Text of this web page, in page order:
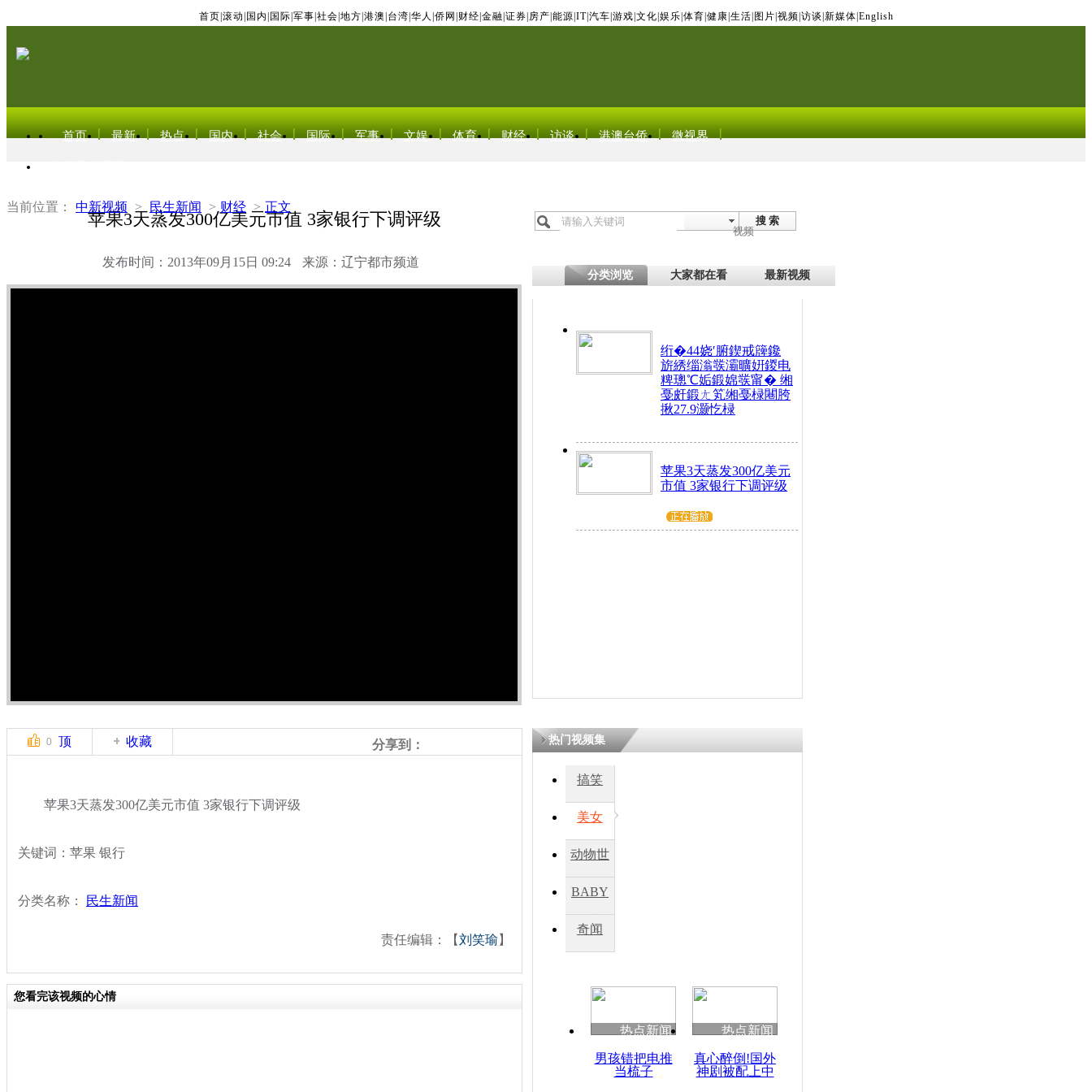
首页 滚动 国内 国际 军事 社会 地方 港澳 台湾 华人 侨网 财经 金融 证券 房产 能源 IT| 汽车 游戏 文化 娱乐 体育 健康 生活 图片 视频 访谈 新媒体 English
首页 最新 热点 国内 社会 国际 军事 文娱 体育 财经 访谈 港澳台侨 微视界
当前位置： 中新视频 > 民生新闻 > 财经 > 正文
苹果3天蒸发300亿美元市值 3家银行下调评级
发布时间：2013年09月15日 09:24 来源：辽宁都市频道
搜 索
视频
分类浏览 大家都在看 最新视频
绗�44娆′腑鍥戒簰鑱
旂綉缁滃彂灞曠姸鍐电
粺璁℃姤鍛婂彂甯� 缃
戞皯鍛ㄤ笂缃戞椂闀胯
揪27.9灏忔椂
苹果3天蒸发300亿美元
市值 3家银行下调评级
0 顶 收藏 分享到：
苹果3天蒸发300亿美元市值 3家银行下调评级
关键词：苹果 银行
分类名称： 民生新闻
责任编辑：【刘笑瑜 】
您看完该视频的心情
热门视频集
搞笑
美女
动物世
BABY
秀
奇闻
热点新闻
男孩错把电推
当梳子
热点新闻
真心醉倒!国外
神剧被配上中